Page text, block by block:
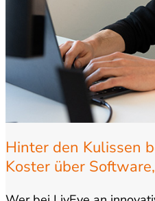
Hinter den Kulissen
Koster über